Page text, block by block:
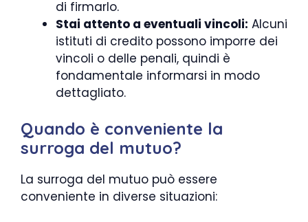
di firmarlo.
Stai attento a eventuali vincoli: Alcuni
istituti di credito possono imporre dei
vincoli o delle penali, quindi è
fondamentale informarsi in modo
dettagliato.
Quando è conveniente la
surroga del mutuo?
La surroga del mutuo può essere
conveniente in diverse situazioni: